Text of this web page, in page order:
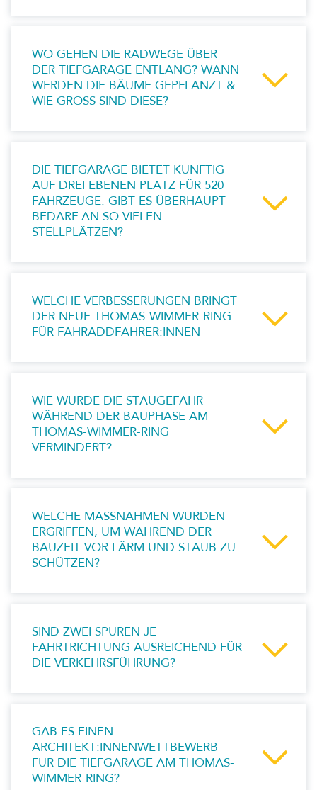
WO GEHEN DIE RADWEGE ÜBER
DER TIEFGARAGE ENTLANG? WANN
WERDEN DIE BÄUME GEPFLANZT &
WIE GROSS SIND DIESE?
DIE TIEFGARAGE BIETET KÜNFTIG
AUF DREI EBENEN PLATZ FÜR 520
FAHRZEUGE. GIBT ES ÜBERHAUPT
BEDARF AN SO VIELEN
STELLPLÄTZEN?
WELCHE VERBESSERUNGEN BRINGT
DER NEUE THOMAS-WIMMER-RING
FÜR FAHRADDFAHRER:INNEN
WIE WURDE DIE STAUGEFAHR
WÄHREND DER BAUPHASE AM
THOMAS-WIMMER-RING
VERMINDERT?
WELCHE MASSNAHMEN WURDEN E
RGRIFFEN, UM WÄHREND DER B
AUZEIT VOR LÄRM UND STAUB ZU S
CHÜTZEN?
SIND ZWEI SPUREN JE
FAHRTRICHTUNG AUSREICHEND FÜR
DIE VERKEHRSFÜHRUNG?
GAB ES EINEN
ARCHITEKT:INNENWETTBEWERB
FÜR DIE TIEFGARAGE AM THOMAS-
WIMMER-RING?